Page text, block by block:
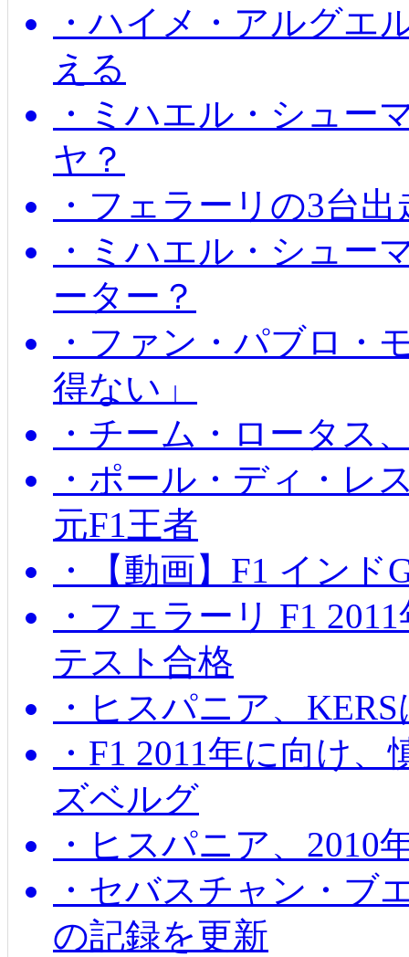
・ハイメ・アルグエ
える
・ミハエル・シュー
ヤ？
・フェラーリの3台
・ミハエル・シュー
ーター？
・ファン・パブロ・
得ない」
・チーム・ロータス
・ポール・ディ・レ
元F1王者
・【動画】F1 イン
・フェラーリ F1
テスト合格
・ヒスパニア、
・F1 2011年に向け
ズベルグ
・ヒスパニア、2010
・セバスチャン・ブ
の記録を更新